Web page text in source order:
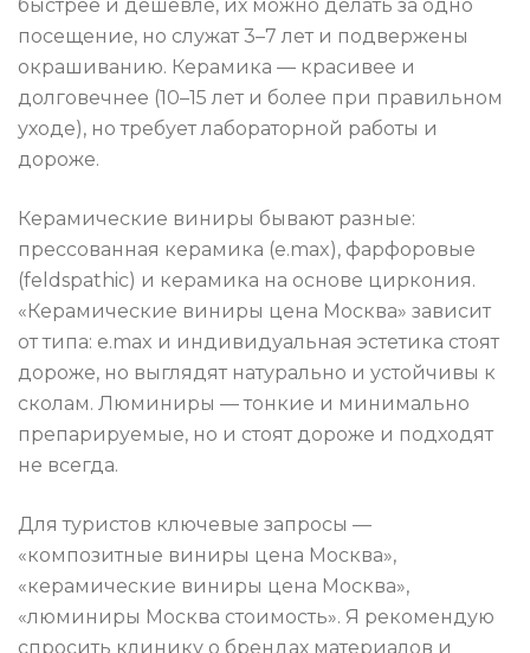
быстрее и дешевле, их можно делать за одно
посещение, но служат 3–7 лет и подвержены
окрашиванию. Керамика — красивее и
долговечнее (10–15 лет и более при правильном
уходе), но требует лабораторной работы и
дороже.
Керамические виниры бывают разные:
прессованная керамика (e.max), фарфоровые
(feldspathic) и керамика на основе циркония.
«Керамические виниры цена Москва» зависит
от типа: e.max и индивидуальная эстетика стоят
дороже, но выглядят натурально и устойчивы к
сколам. Люминиры — тонкие и минимально
препарируемые, но и стоят дороже и подходят
не всегда.
Для туристов ключевые запросы —
«композитные виниры цена Москва»,
«керамические виниры цена Москва»,
«люминиры Москва стоимость». Я рекомендую
спросить клинику о брендах материалов и